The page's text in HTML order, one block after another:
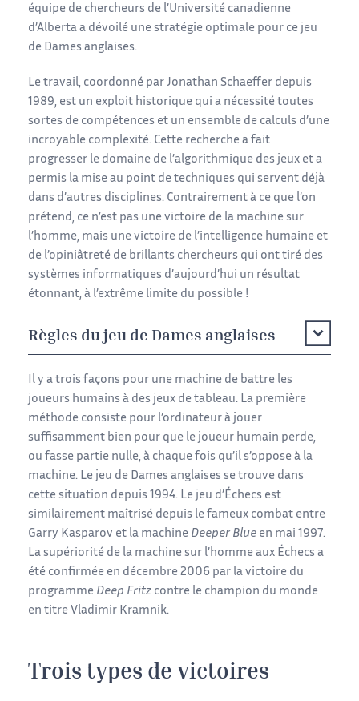
équipe de chercheurs de l’Université canadienne
d’Alberta a dévoilé une stratégie optimale pour ce jeu
de Dames anglaises.
Le travail, coordonné par Jonathan Schaeffer depuis
1989, est un exploit historique qui a nécessité toutes
sortes de compétences et un ensemble de calculs d’une
incroyable complexité. Cette recherche a fait
progresser le domaine de l’algorithmique des jeux et a
permis la mise au point de techniques qui servent déjà
dans d’autres disciplines. Contrairement à ce que l’on
prétend, ce n’est pas une victoire de la machine sur
l’homme, mais une victoire de l’intelligence humaine et
de l’opiniâtreté de brillants chercheurs qui ont tiré des
systèmes informatiques d’aujourd’hui un résultat
étonnant, à l’extrême limite du possible !
Règles du jeu de Dames anglaises
Il y a trois façons pour une machine de battre les
joueurs humains à des jeux de tableau. La première
méthode consiste pour l’ordinateur à jouer
suffisamment bien pour que le joueur humain perde,
ou fasse partie nulle, à chaque fois qu’il s’oppose à la
machine. Le jeu de Dames anglaises se trouve dans
cette situation depuis 1994. Le jeu d’Échecs est
similairement maîtrisé depuis le fameux combat entre
Garry Kasparov et la machine Deeper Blue en mai 1997.
La supériorité de la machine sur l’homme aux Échecs a
été confirmée en décembre 2006 par la victoire du
programme Deep Fritz contre le champion du monde
en titre Vladimir Kramnik.
Trois types de victoires